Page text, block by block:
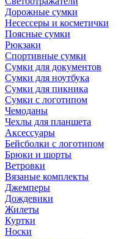
Дорожные сумки
Несессеры и косметички
Поясные сумки
Рюкзаки
Спортивные сумки
Сумки для документов
Сумки для ноутбука
Сумки для пикника
Сумки с логотипом
Чемоданы
Чехлы для планшета
Аксессуары
Бейсболки с логотипом
Брюки и шорты
Ветровки
Вязаные комплекты
Джемперы
Дождевики
Жилеты
Куртки
Носки